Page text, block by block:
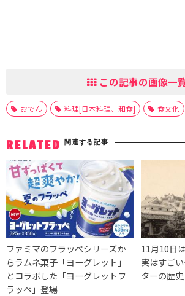
この記事の画像一
おでん 料理[日本料理、和食] 食文化
RELATED 関連する記事
ファミマのフラッペシリーズか
らラムネ菓子「ヨーグレット」
とコラボした「ヨーグレットフ
ラッペ」登場
11月10日
実はすご
ターの歴史